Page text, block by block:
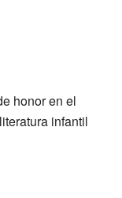
honor en el
infantil